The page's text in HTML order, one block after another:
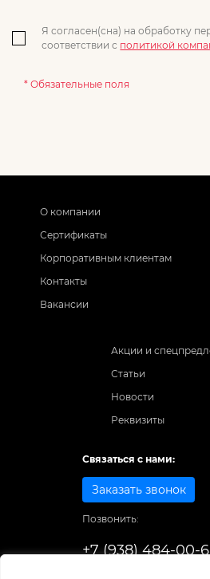
Я согласен(сна) на обработку
соответствии с политикой
* Обязательные поля
О компании
Сертификаты
Корпоративным клиентам
Контакты
Вакансии
Акции и
Статьи
Новости
Реквизиты
Связаться с нами:
Заказать звонок
Позвонить:
+7 (938) 484-00-